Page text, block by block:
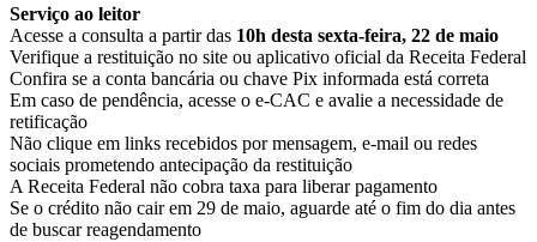
Serviço ao leitor
Acesse a consulta a partir das 10h desta sexta-feira, 22 de maio
Verifique a restituição no site ou aplicativo oficial da Receita Federal
Confira se a conta bancária ou chave Pix informada está correta
Em caso de pendência, acesse o e-CAC e avalie a necessidade de
retificação
Não clique em links recebidos por mensagem, e-mail ou redes
sociais prometendo antecipação da restituição
A Receita Federal não cobra taxa para liberar pagamento
Se o crédito não cair em 29 de maio, aguarde até o fim do dia antes
de buscar reagendamento